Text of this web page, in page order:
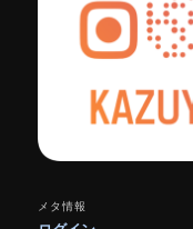
メタ情報